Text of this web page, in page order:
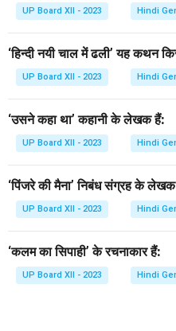
UP Board XII - 2023 Hindi
‘हिन्दी नयी चाल में ढली’ यह कथन
UP Board XII - 2023 Hindi
‘उसने कहा था’ कहानी के लेखक हैं:
UP Board XII - 2023 Hindi
‘पिंजरे की मैना’ निबंध संग्रह के
UP Board XII - 2023 Hindi
‘कलम का सिपाही’ के रचनाकार हैं:
UP Board XII - 2023 Hindi